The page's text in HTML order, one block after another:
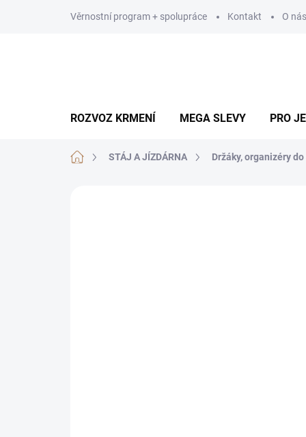
Věrnostní program + spolupráce Kontakt O nás
ROZVOZ KRMENÍ MEGA SLEVY PRO
Domů STÁJ A JÍZDÁRNA Držáky, organizéry